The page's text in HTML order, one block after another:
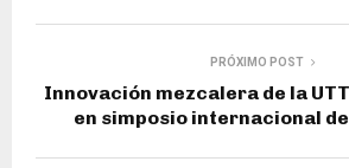
PRÓXIMO POST
Innovación mezcalera de la
en simposio internacional